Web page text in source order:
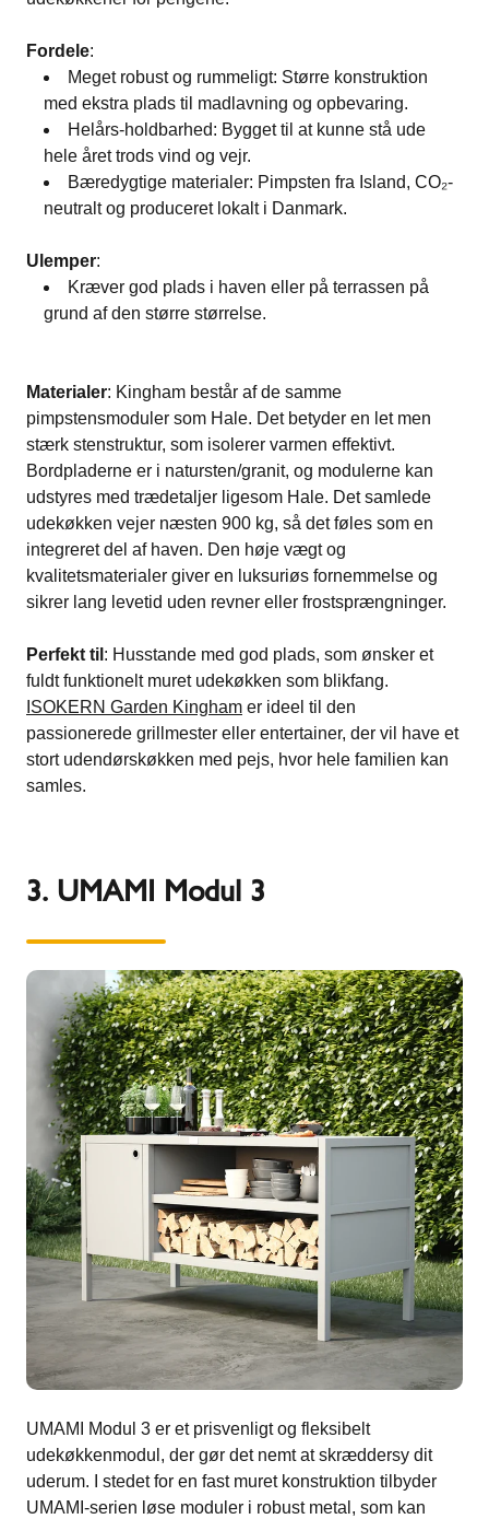
Fordele:
Meget robust og rummeligt: Større konstruktion
med ekstra plads til madlavning og opbevaring.
Helårs-holdbarhed: Bygget til at kunne stå ude
hele året trods vind og vejr​.
Bæredygtige materialer: Pimpsten fra Island, CO₂-
neutralt og produceret lokalt i Danmark​.
Ulemper:
Kræver god plads i haven eller på terrassen på
grund af den større størrelse​.
Materialer: Kingham består af de samme
pimpstensmoduler som Hale. Det betyder en let men
stærk stenstruktur, som isolerer varmen effektivt.
Bordpladerne er i natursten/granit, og modulerne kan
udstyres med trædetaljer ligesom Hale. Det samlede
udekøkken vejer næsten 900 kg, så det føles som en
integreret del af haven. Den høje vægt og
kvalitetsmaterialer giver en luksuriøs fornemmelse og
sikrer lang levetid uden revner eller frostsprængninger.
Perfekt til : Husstande med god plads, som ønsker et
fuldt funktionelt muret udekøkken som blikfang.
ISOKERN Garden Kingham er ideel til den
passionerede grillmester eller entertainer, der vil have et
stort udendørskøkken med pejs, hvor hele familien kan
samles​.
3. UMAMI Modul 3
UMAMI Modul 3 er et prisvenligt og fleksibelt
udekøkkenmodul, der gør det nemt at skræddersy dit
uderum​. I stedet for en fast muret konstruktion tilbyder
UMAMI-serien løse moduler i robust metal, som kan